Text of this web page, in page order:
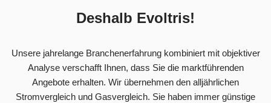
Deshalb Evoltris!
Unsere jahrelange Branchenerfahrung kombiniert mit objektiver
Analyse verschafft Ihnen, dass Sie die marktführenden
Angebote erhalten. Wir übernehmen den alljährlichen
Stromvergleich und Gasvergleich. Sie haben immer günstige